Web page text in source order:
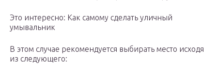
Это интересно: Как самому сделать уличный
умывальник
В этом случае рекомендуется выбирать место исходя
из следующего: